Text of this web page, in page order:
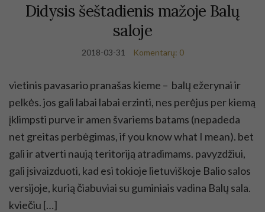
Didysis šeštadienis mažoje Balų
saloje
2018-03-31 Komentarų: 0
vietinis pavasario pranašas kieme – balų ežerynai ir
pelkės. jos gali labai labai erzinti, nes perėjus per kiemą
įklimpsti purve ir amen švariems batams (nepadeda
net greitas perbėgimas, if you know what I mean). bet
gali ir atverti naują teritoriją atradimams. pavyzdžiui,
gali įsivaizduoti, kad esi tokioje lietuviškoje Balio salos
versijoje, kurią čiabuviai su guminiais vadina Balų sala.
kviečiu […]